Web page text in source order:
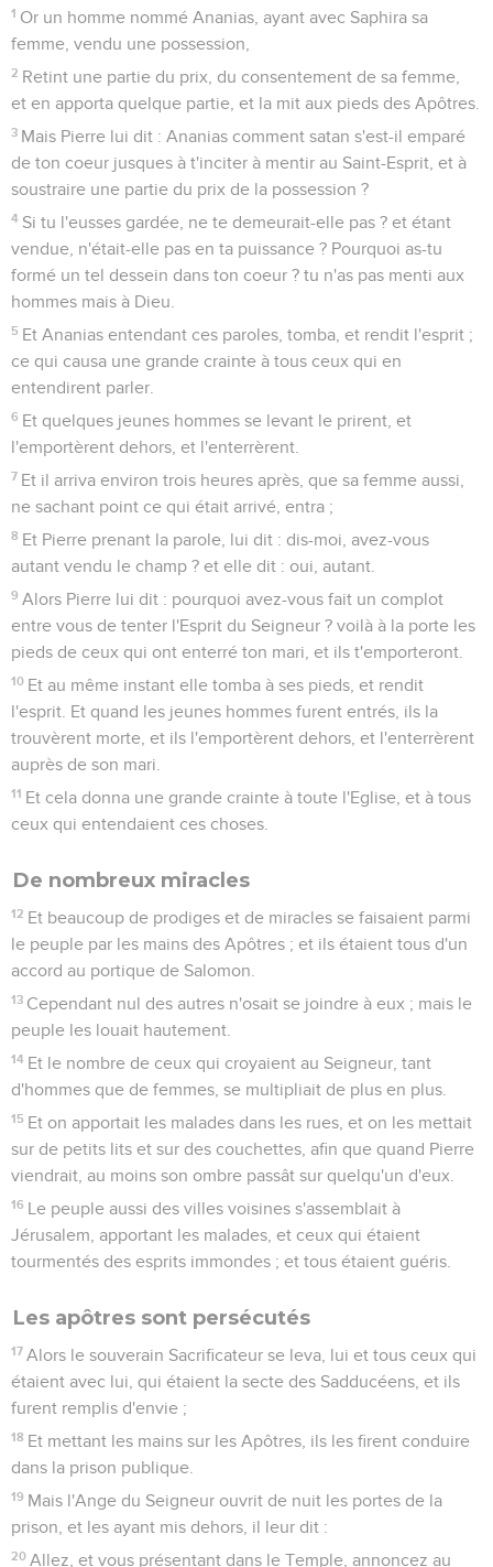
1 Or un homme nommé Ananias, ayant avec Saphira sa
femme, vendu une possession,
2 Retint une partie du prix, du consentement de sa femme,
et en apporta quelque partie, et la mit aux pieds des Apôtres.
3 Mais Pierre lui dit : Ananias comment satan s'est-il emparé
de ton coeur jusques à t'inciter à mentir au Saint-Esprit, et à
soustraire une partie du prix de la possession ?
4 Si tu l'eusses gardée, ne te demeurait-elle pas ? et étant
vendue, n'était-elle pas en ta puissance ? Pourquoi as-tu
formé un tel dessein dans ton coeur ? tu n'as pas menti aux
hommes mais à Dieu.
5 Et Ananias entendant ces paroles, tomba, et rendit l'esprit ;
ce qui causa une grande crainte à tous ceux qui en
entendirent parler.
6 Et quelques jeunes hommes se levant le prirent, et
l'emportèrent dehors, et l'enterrèrent.
7 Et il arriva environ trois heures après, que sa femme aussi,
ne sachant point ce qui était arrivé, entra ;
8 Et Pierre prenant la parole, lui dit : dis-moi, avez-vous
autant vendu le champ ? et elle dit : oui, autant.
9 Alors Pierre lui dit : pourquoi avez-vous fait un complot
entre vous de tenter l'Esprit du Seigneur ? voilà à la porte les
pieds de ceux qui ont enterré ton mari, et ils t'emporteront.
10 Et au même instant elle tomba à ses pieds, et rendit
l'esprit. Et quand les jeunes hommes furent entrés, ils la
trouvèrent morte, et ils l'emportèrent dehors, et l'enterrèrent
auprès de son mari.
11 Et cela donna une grande crainte à toute l'Eglise, et à tous
ceux qui entendaient ces choses.
De nombreux miracles
12 Et beaucoup de prodiges et de miracles se faisaient parmi
le peuple par les mains des Apôtres ; et ils étaient tous d'un
accord au portique de Salomon.
13 Cependant nul des autres n'osait se joindre à eux ; mais le
peuple les louait hautement.
14 Et le nombre de ceux qui croyaient au Seigneur, tant
d'hommes que de femmes, se multipliait de plus en plus.
15 Et on apportait les malades dans les rues, et on les mettait
sur de petits lits et sur des couchettes, afin que quand Pierre
viendrait, au moins son ombre passât sur quelqu'un d'eux.
16 Le peuple aussi des villes voisines s'assemblait à
Jérusalem, apportant les malades, et ceux qui étaient
tourmentés des esprits immondes ; et tous étaient guéris.
Les apôtres sont persécutés
17 Alors le souverain Sacrificateur se leva, lui et tous ceux qui
étaient avec lui, qui étaient la secte des Sadducéens, et ils
furent remplis d'envie ;
18 Et mettant les mains sur les Apôtres, ils les firent conduire
dans la prison publique.
19 Mais l'Ange du Seigneur ouvrit de nuit les portes de la
prison, et les ayant mis dehors, il leur dit :
20 Allez, et vous présentant dans le Temple, annoncez au